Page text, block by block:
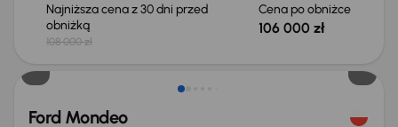
Najniższa cena z 30 dni przed
obniżką
108 000 zł
Cena po obniżce
106 000 zł
Ford Mondeo